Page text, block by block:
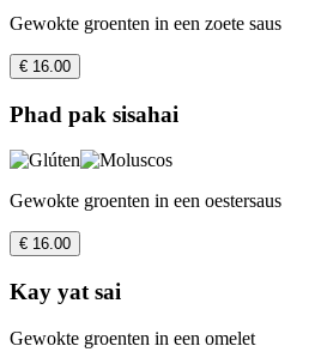
Gewokte groenten in een zoete saus
€ 16.00
Phad pak sisahai
Gewokte groenten in een oestersaus
€ 16.00
Kay yat sai
Gewokte groenten in een omelet